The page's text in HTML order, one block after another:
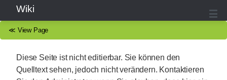
Wiki
≪ View Page
Diese Seite ist nicht editierbar. Sie können den
Quelltext sehen, jedoch nicht verändern. Kontaktieren